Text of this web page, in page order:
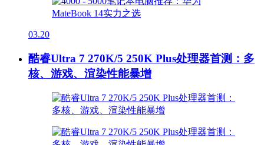
03.20
酷睿Ultra 7 270K/5 250K Plus处理器首测：多
核、游戏、渲染性能暴增